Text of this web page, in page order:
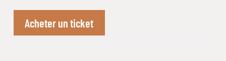
Acheter un ticket